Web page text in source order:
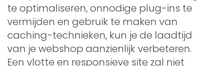
te optimaliseren, onnodige plug-ins te
vermijden en gebruik te maken van
caching-technieken, kun je de laadtijd
van je webshop aanzienlijk verbeteren.
Een vlotte en responsieve site zal niet